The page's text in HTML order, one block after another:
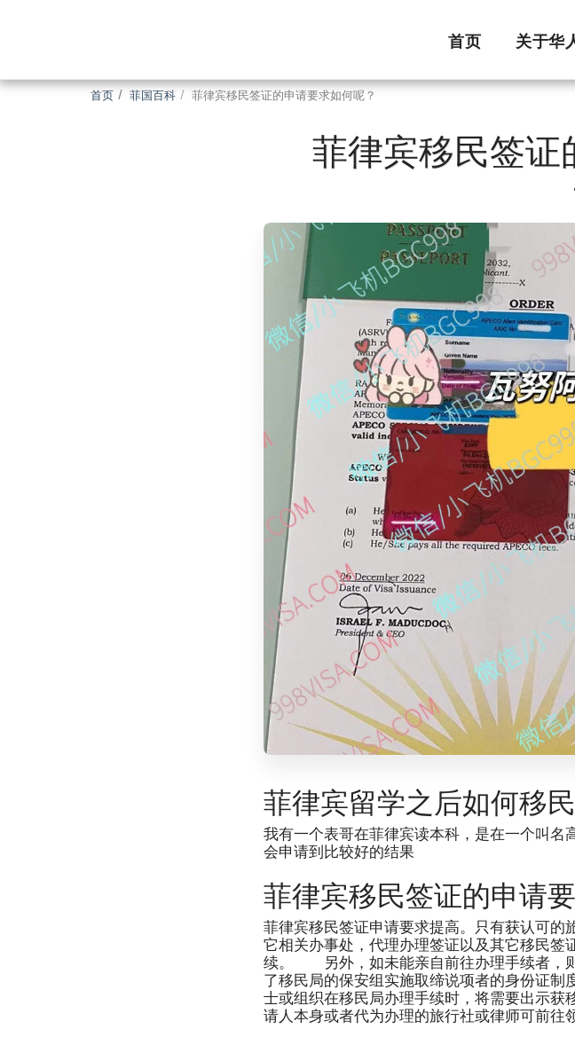
首页 关于华
首页 菲国百科 菲律宾移民签证的申请要求如何呢？
菲律宾移民签证
菲律宾留学之后如何移
我有一个表哥在菲律宾读本科，是在一个叫
会申请到比较好的结果
菲律宾移民签证的申请
菲律宾移民签证申请要求提高。只有获认可
它相关办事处，代理办理签证以及其它移民
续。 另外，如未能亲自前往办理手续者，
了移民局的保安组实施取缔说项者的身份证
士或组织在移民局办理手续时，将需要出示
请人本身或者代为办理的旅行社或律师可前往